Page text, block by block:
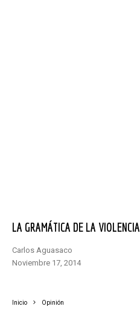
LA GRAMÁTICA DE LA VIOLENCIA
Carlos Aguasaco
noviembre 17, 2014
Inicio Opinión